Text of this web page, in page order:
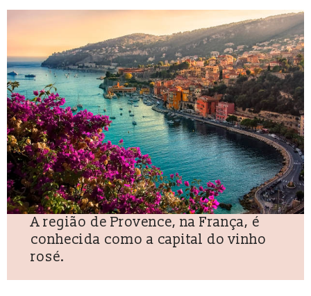
A região de Provence, na França, é
conhecida como a capital do vinho
rosé.